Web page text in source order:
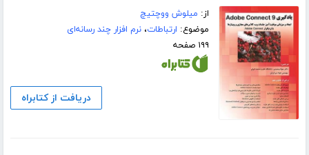
از: میلوش ووچتیچ
موضوع: ارتباطات،نرم افزار چند رسانه‌ای
۱۹۹ صفحه
دریافت از کتابراه